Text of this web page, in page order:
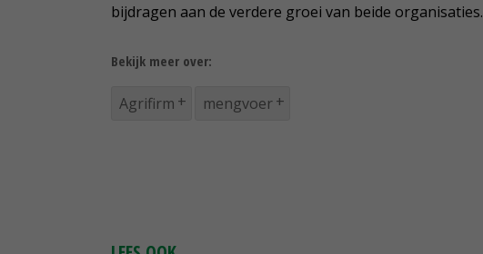
bijdragen aan de verdere groei van beide organisaties.
Bekijk meer over:
Agrifirm mengvoer